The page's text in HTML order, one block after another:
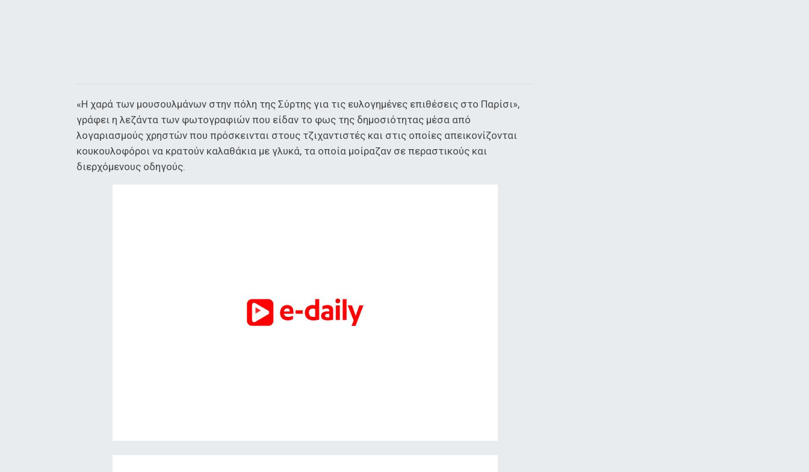
«Η χαρά των μουσουλμάνων στην πόλη της Σύρτης για τις ευλογημένες επιθέσεις στο Παρίσι»,
γράφει η λεζάντα των φωτογραφιών που είδαν το φως της δημοσιότητας μέσα από
λογαριασμούς χρηστών που πρόσκεινται στους τζιχαντιστές και στις οποίες απεικονίζονται
κουκουλοφόροι να κρατούν καλαθάκια με γλυκά, τα οποία μοίραζαν σε περαστικούς και
διερχόμενους οδηγούς.